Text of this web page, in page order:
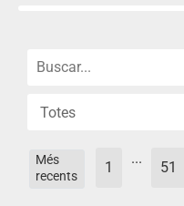
Més
recents
1
...
51